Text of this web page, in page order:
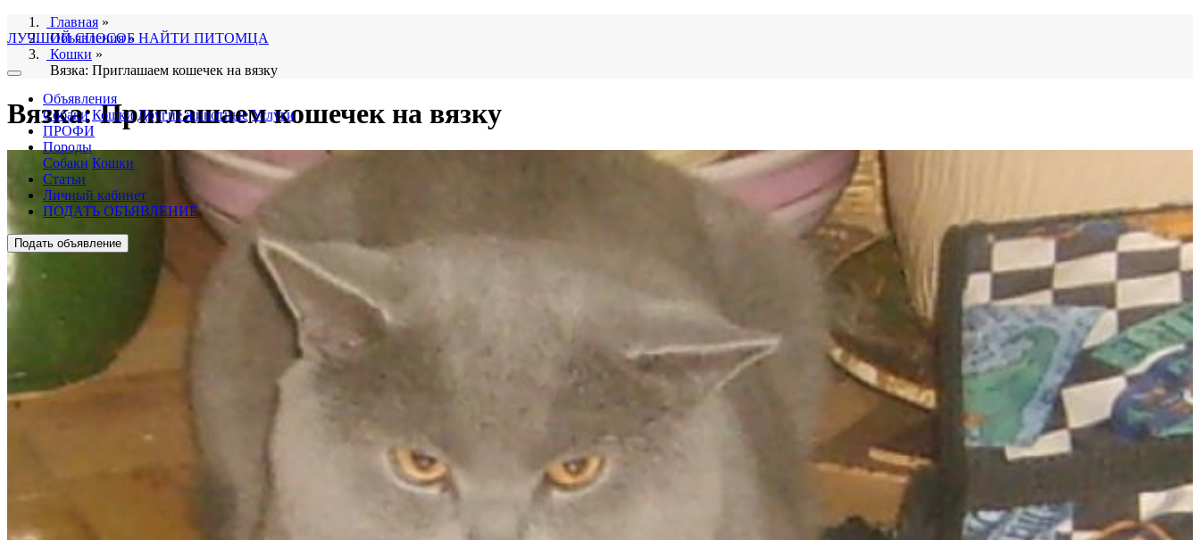
ЛУЧШИЙ СПОСОБ НАЙТИ ПИТОМЦА
Объявления
Собаки Кошки Другие животные Услуги
ПРОФИ
Породы
Собаки Кошки
Статьи
Личный кабинет
ПОДАТЬ ОБЪЯВЛЕНИЕ
Подать объявление
Главная »
Объявления»
Кошки »
Вязка: Приглашаем кошечек на вязку
Вязка: Приглашаем кошечек на вязку